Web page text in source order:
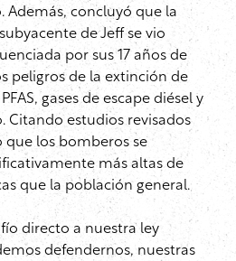
Además, concluyó que la
de Jeff se vio
por sus 17 años de
peligros de la extinción de
gases de escape diésel y
Citando estudios revisados
que los bomberos se
más altas de
que la población general.
directo a nuestra ley
defendernos, nuestras